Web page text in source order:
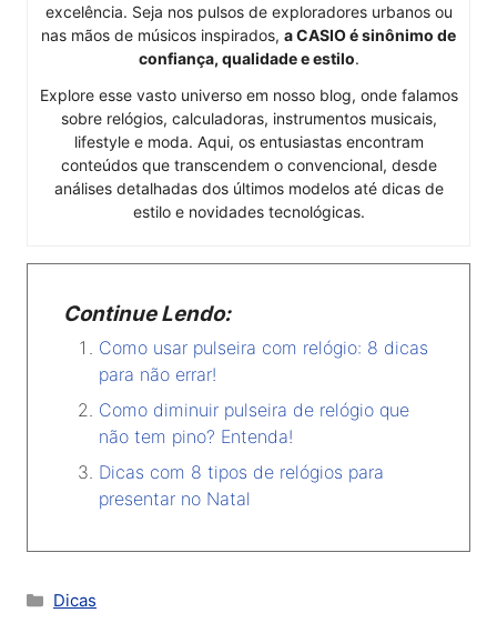
excelência. Seja nos pulsos de exploradores urbanos ou
nas mãos de músicos inspirados, a CASIO é sinônimo de
confiança, qualidade e estilo.
Explore esse vasto universo em nosso blog, onde falamos
sobre relógios, calculadoras, instrumentos musicais,
lifestyle e moda. Aqui, os entusiastas encontram
conteúdos que transcendem o convencional, desde
análises detalhadas dos últimos modelos até dicas de
estilo e novidades tecnológicas.
Continue Lendo:
Como usar pulseira com relógio: 8 dicas
para não errar!
Como diminuir pulseira de relógio que
não tem pino? Entenda!
Dicas com 8 tipos de relógios para
presentar no Natal
Categorias
Dicas